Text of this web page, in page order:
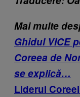
Mai multe
Ghidul VICE
Coreea de
se explică…
Liderul